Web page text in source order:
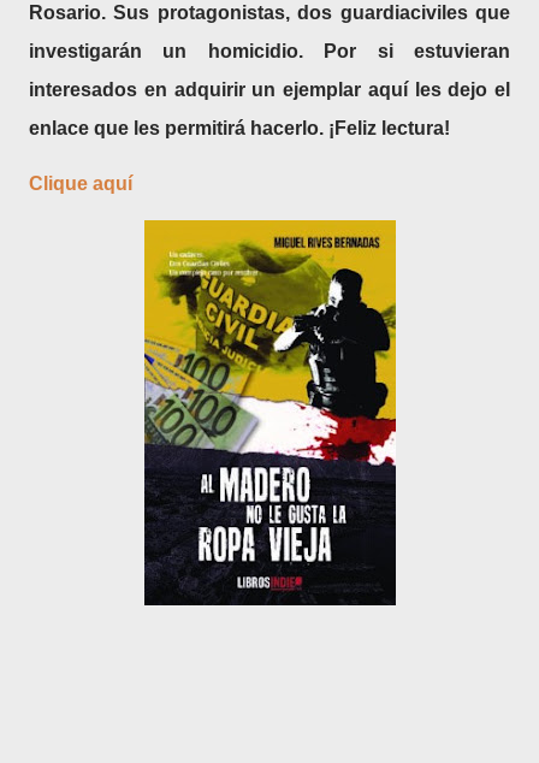
Rosario. Sus protagonistas, dos guardiaciviles que
investigarán un homicidio. Por si estuvieran
interesados en adquirir un ejemplar aquí les dejo el
enlace que les permitirá hacerlo. ¡Feliz lectura!
Clique aquí